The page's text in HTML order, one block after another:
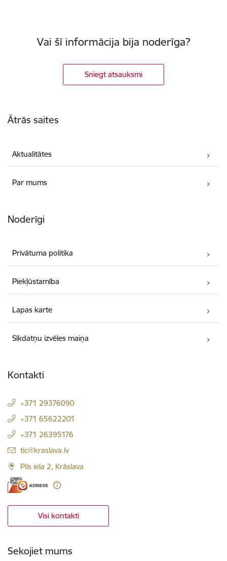
Vai šī informācija bija noderīga?
Sniegt atsauksmi
Ātrās saites
Aktualitātes
Par mums
Noderīgi
Privātuma politika
Piekļūstamība
Lapas karte
Sīkdatņu izvēles maiņa
Kontakti
+371 29376090
+371 65622201
+371 26395176
E-pasts:
tic@kraslava.lv
Pils iela 2, Krāslava
Visi kontakti
Sekojiet mums